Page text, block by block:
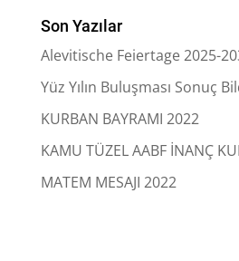
Son Yazılar
Alevitische Feiertage 2025-
Yüz Yılın Buluşması Sonuç
KURBAN BAYRAMI 2022
KAMU TÜZEL AABF İNANÇ
MATEM MESAJI 2022